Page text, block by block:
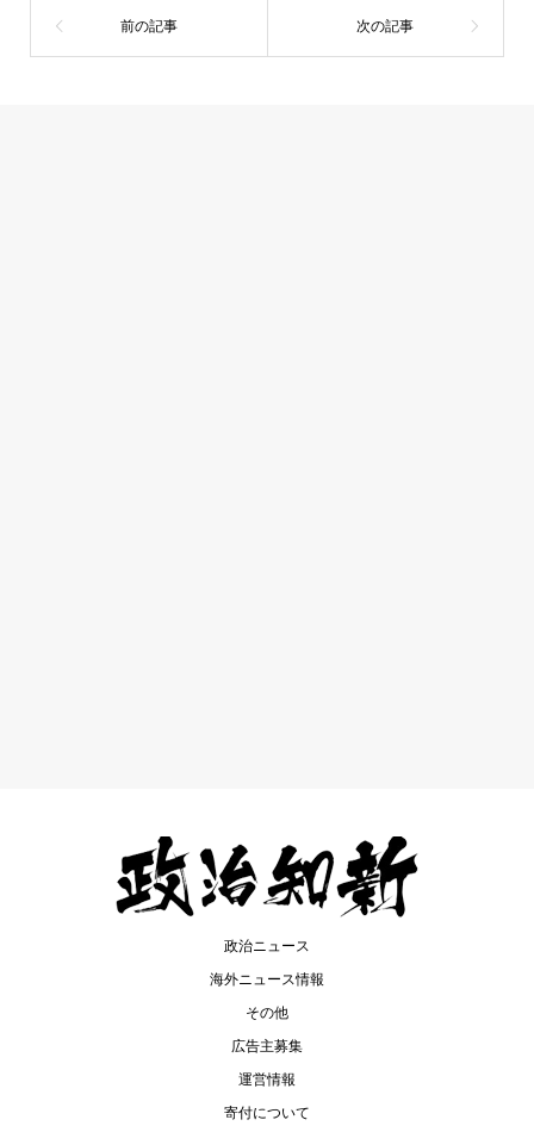
政治ニュース
海外ニュース情報
その他
広告主募集
運営情報
寄付について